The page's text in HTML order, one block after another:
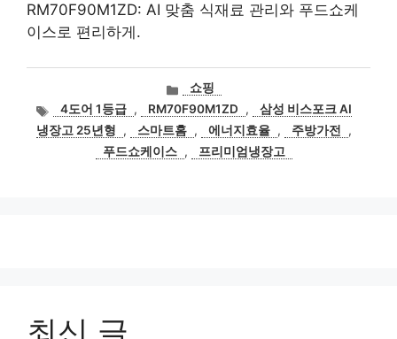
RM70F90M1ZD: AI 맞춤 식재료 관리와 푸드쇼케
이스로 편리하게.
카
테
고
리
쇼핑
태
그
4도어 1등급 , RM70F90M1ZD ,
삼성 비스포크 AI
냉장고 25년형
, 스마트홈 , 에너지효율 , 주방가전
,
푸드쇼케이스 , 프리미엄냉장고
최신 글